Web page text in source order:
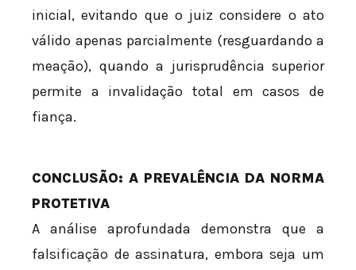
inicial, evitando que o juiz considere o ato
válido apenas parcialmente (resguardando a
meação), quando a jurisprudência superior
permite a invalidação total em casos de
fiança.
CONCLUSÃO: A PREVALÊNCIA DA NORMA
PROTETIVA
A análise aprofundada demonstra que a
falsificação de assinatura, embora seja um